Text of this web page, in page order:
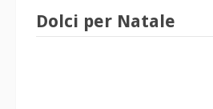
Dolci per Natale